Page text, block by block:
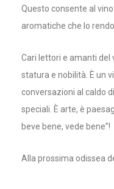
Questo consente al
aromatiche che lo
Cari lettori e amanti del
statura e nobilità. È un
conversazioni al caldo
speciali. È arte, è
beve bene, vede bene”!
Alla prossima odissea